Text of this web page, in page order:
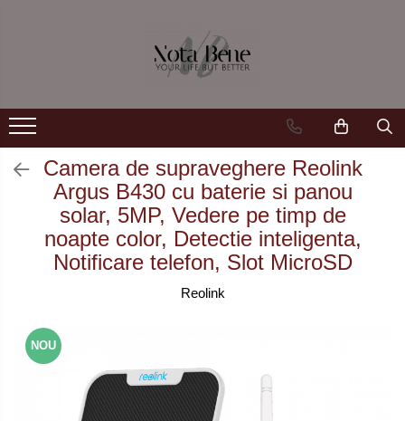
Camera de supraveghere
Conexiune Wi-Fi
Conexiune PoE
Cu baterie
Cu panou solar
Sonerie inteligentă
Unelte si aparate de masura
Telemetre
Teodolite
Accesorii
Sisteme de control al mașinilor
Camera de supraveghere Reolink
Argus B430 cu baterie si panou
solar, 5MP, Vedere pe timp de
noapte color, Detectie inteligenta,
Notificare telefon, Slot MicroSD
Reolink
NOU